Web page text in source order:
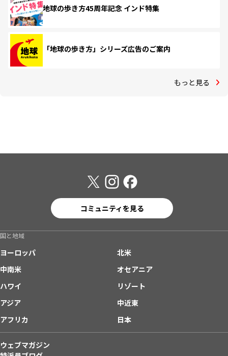
地球の歩き方45周年記念 インド特集
「地球の歩き方」シリーズ広告のご案内
もっと見る
コミュニティを見る
国と地域
ヨーロッパ
北米
中南米
オセアニア
ハワイ
リゾート
アジア
中近東
アフリカ
日本
ウェブマガジン